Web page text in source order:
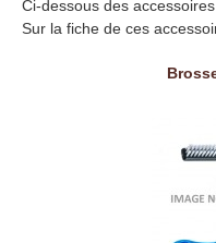
Ci-dessous des
Sur la fiche de ces